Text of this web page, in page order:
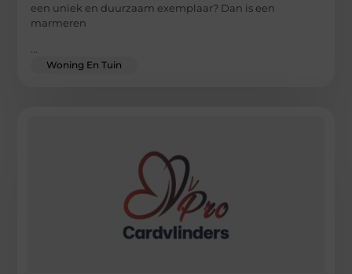
een uniek en duurzaam exemplaar? Dan is een
marmeren
...
Woning En Tuin